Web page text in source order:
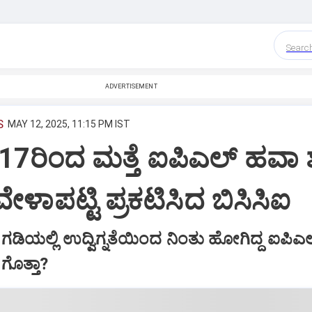
ADVERTISEMENT
MAY 12, 2025, 11:15 PM IST
ಮತ್ತೆ ಐಪಿಎಲ್‌ ಹವಾ
ಪ್ರಕಟಿಸಿದ ಬಿಸಿಸಿಐ
ಗಡಿಯಲ್ಲಿ ಉದ್ವಿಗ್ನತೆಯಿಂದ ನಿಂತು ಹೋಗಿದ್ದ